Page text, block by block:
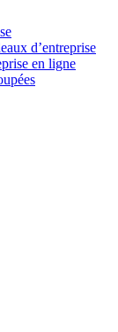
d’entreprise
en ligne